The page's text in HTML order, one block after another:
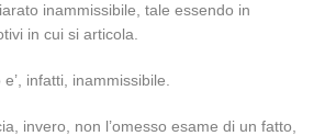
inammissibile, tale essendo in
in cui si articola.
infatti, inammissibile.
invero, non l’omesso esame di un fatto,